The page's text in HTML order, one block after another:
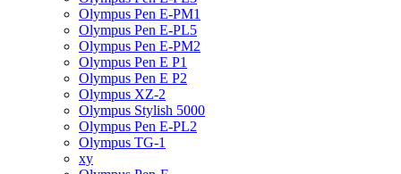
Olympus Pen E-PM1
Olympus Pen E-PL5
Olympus Pen E-PM2
Olympus Pen E P1
Olympus Pen E P2
Olympus XZ-2
Olympus Stylish 5000
Olympus Pen E-PL2
Olympus TG-1
xy